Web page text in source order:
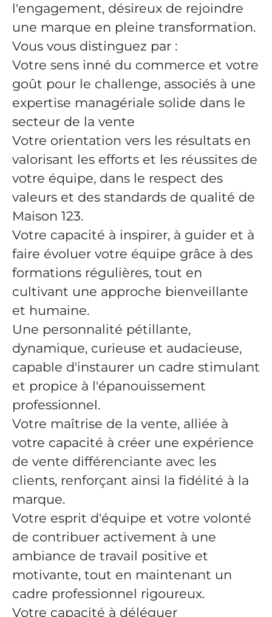
l'engagement, désireux de rejoindre
une marque en pleine transformation.
Vous vous distinguez par :
Votre sens inné du commerce et votre
goût pour le challenge, associés à une
expertise managériale solide dans le
secteur de la vente
Votre orientation vers les résultats en
valorisant les efforts et les réussites de
votre équipe, dans le respect des
valeurs et des standards de qualité de
Maison 123.
Votre capacité à inspirer, à guider et à
faire évoluer votre équipe grâce à des
formations régulières, tout en
cultivant une approche bienveillante
et humaine.
Une personnalité pétillante,
dynamique, curieuse et audacieuse,
capable d'instaurer un cadre stimulant
et propice à l'épanouissement
professionnel.
Votre maîtrise de la vente, alliée à
votre capacité à créer une expérience
de vente différenciante avec les
clients, renforçant ainsi la fidélité à la
marque.
Votre esprit d'équipe et votre volonté
de contribuer activement à une
ambiance de travail positive et
motivante, tout en maintenant un
cadre professionnel rigoureux.
Votre capacité à déléguer